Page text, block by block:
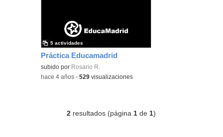
Práctica Educamadrid
subido por Rosario R.
5 actividades
-hace 4 años -529 visualizaciones
2 resultados (página 1 de 1)